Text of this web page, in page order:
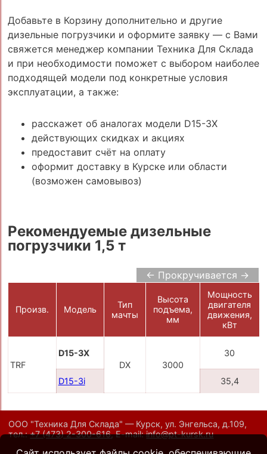
Добавьте в Корзину дополнительно и другие
дизельные погрузчики и оформите заявку — с Вами
свяжется менеджер компании Техника Для Склада
и при необходимости поможет с выбором наиболее
подходящей модели под конкретные условия
эксплуатации, а также:
расскажет об аналогах модели D15-3X
действующих скидках и акциях
предоставит счёт на оплату
оформит доставку в Курске или области
(возможен самовывоз)
Рекомендуемые дизельные
погрузчики 1,5 т
← Прокручивается →
Произв. Модель
Тип
мачты
Высота
подъема,
мм
Мощность
двигателя
движения,
кВт
TRF
D15-3X
DX
3000
30
D15-3i
35,4
ООО "Техника Для Склада" — Курск, ул. Энгельса, д.109,
тел.:+7 (473) 2-300-616,E-mail:info@pt-kursk.ru